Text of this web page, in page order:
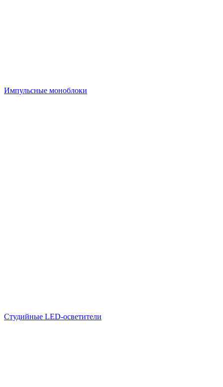
Импульсные моноблоки
Студийные LED-осветители